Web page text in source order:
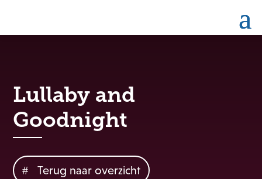
Lullaby and
Goodnight
Terug naar overzicht